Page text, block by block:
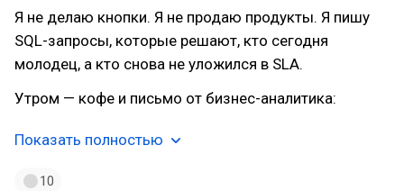
Я не делаю кнопки. Я не продаю продукты. Я пишу
SQL-запросы, которые решают, кто сегодня
молодец, а кто снова не уложился в SLA.
Утром — кофе и письмо от бизнес-аналитика:
Показать полностью
10